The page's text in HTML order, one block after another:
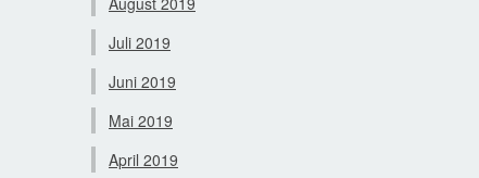
Juli 2019
Juni 2019
Mai 2019
April 2019